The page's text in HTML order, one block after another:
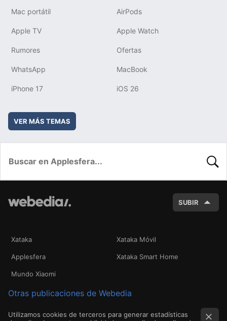
Mac portátil AirPods
Apple TV Apple Watch
Rumores Ofertas
WhatsApp MacBook
iPhone 17 iOS 26
VER MÁS TEMAS
SUBIR
Xataka Xataka Móvil
Applesfera Xataka Smart Home
Mundo Xiaomi
Otras publicaciones de Webedia
Utilizamos cookies de terceros para generar estadísticas